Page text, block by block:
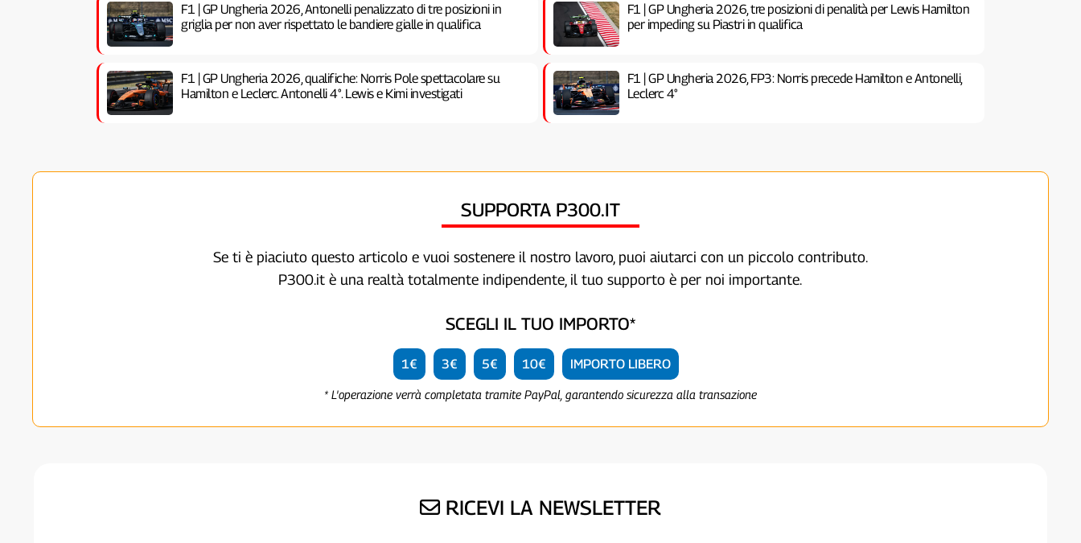
F1 | GP Ungheria 2026, Antonelli penalizzato di tre posizioni in
griglia per non aver rispettato le bandiere gialle in qualifica
F1 | GP Ungheria 2026, tre posizioni di penalità per Lewis Hamilton
per impeding su Piastri in qualifica
F1 | GP Ungheria 2026, qualifiche: Norris Pole spettacolare su
Hamilton e Leclerc. Antonelli 4°. Lewis e Kimi investigati
F1 | GP Ungheria 2026, FP3: Norris precede Hamilton e Antonelli,
Leclerc 4°
SUPPORTA P300.IT
Se ti è piaciuto questo articolo e vuoi sostenere il nostro lavoro, puoi aiutarci con un piccolo contributo.
P300.it è una realtà totalmente indipendente, il tuo supporto è per noi importante.
SCEGLI IL TUO IMPORTO*
1€ 3€ 5€ 10€ IMPORTO LIBERO
* L'operazione verrà completata tramite PayPal, garantendo sicurezza alla transazione
RICEVI LA NEWSLETTER